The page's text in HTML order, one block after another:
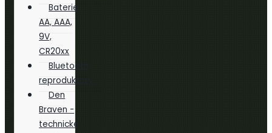
Baterie
AA, AAA,
9V,
CR20xx
Bluetooth
reproduktory
Den
Braven -
technické